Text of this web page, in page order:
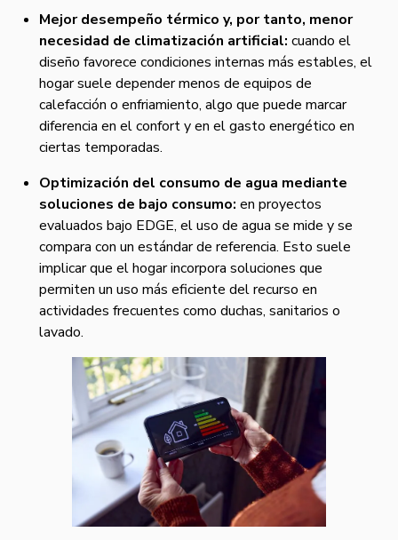
Mejor desempeño térmico y, por tanto, menor
necesidad de climatización artificial: cuando el
diseño favorece condiciones internas más estables, el
hogar suele depender menos de equipos de
calefacción o enfriamiento, algo que puede marcar
diferencia en el confort y en el gasto energético en
ciertas temporadas.
Optimización del consumo de agua mediante
soluciones de bajo consumo: en proyectos
evaluados bajo EDGE, el uso de agua se mide y se
compara con un estándar de referencia. Esto suele
implicar que el hogar incorpora soluciones que
permiten un uso más eficiente del recurso en
actividades frecuentes como duchas, sanitarios o
lavado.